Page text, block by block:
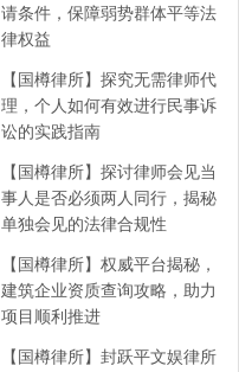
请条件，保障弱势群体平等法
律权益
【国樽律所】探究无需律师代
理，个人如何有效进行民事诉
讼的实践指南
【国樽律所】探讨律师会见当
事人是否必须两人同行，揭秘
单独会见的法律合规性
【国樽律所】权威平台揭秘，
建筑企业资质查询攻略，助力
项目顺利推进
【国樽律所】封跃平文娱律所